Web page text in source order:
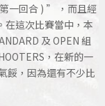
一回合 ) ” ，而且經
在這次比賽當中，本
及 OPEN 組
，在新的一
餒，因為還有不少比